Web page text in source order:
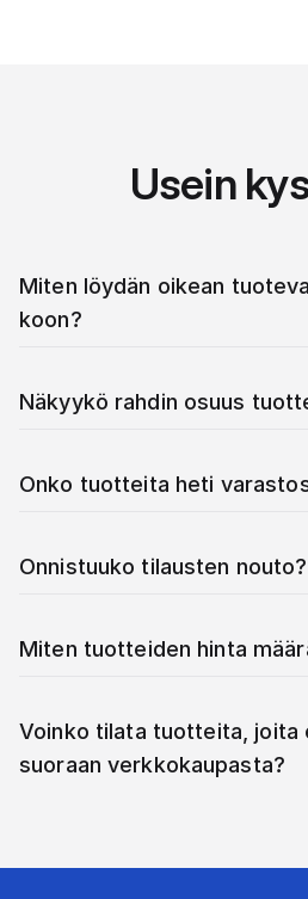
Usein
Miten löydän oikean
koon?
Näkyykö rahdin osuus
Onko tuotteita heti
Onnistuuko tilausten nouto?
Miten tuotteiden hinta
Voinko tilata tuotteita, joita
suoraan verkkokaupasta?